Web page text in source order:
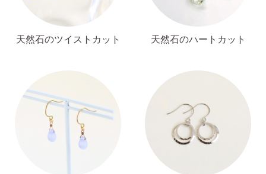
誕生石で選ぶ
価格で選ぶ
インスタライブで紹介したピアス
天然石のツイストカット 天然石のハートカット